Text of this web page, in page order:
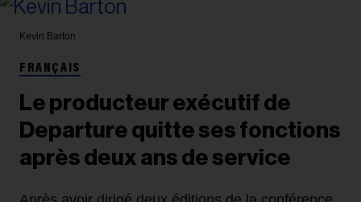
Kevin Barton
FRANÇAIS
Le producteur exécutif de
Departure quitte ses fonctions
après deux ans de service